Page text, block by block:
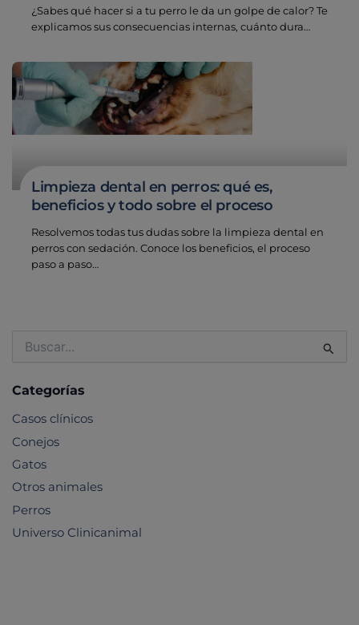
¿Sabes qué hacer si a tu perro le da un golpe de calor? Te
explicamos sus consecuencias internas, cuánto dura…
Limpieza dental en perros: qué es,
beneficios y todo sobre el proceso
Resolvemos todas tus dudas sobre la limpieza dental en
perros con sedación. Conoce los beneficios, el proceso
paso a paso…
por:
Categorías
Casos clínicos
Conejos
Gatos
Otros animales
Perros
Universo Clinicanimal